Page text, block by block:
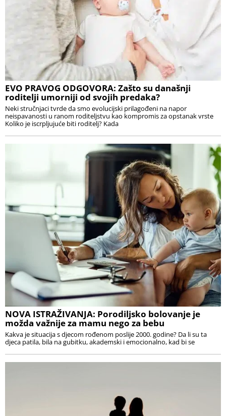
EVO PRAVOG ODGOVORA: Zašto su današnji
roditelji umorniji od svojih predaka?
Neki stručnjaci tvrde da smo evolucijski prilagođeni na napor
neispavanosti u ranom roditeljstvu kao kompromis za opstanak vrste
Koliko je iscrpljujuće biti roditelj? Kada
NOVA ISTRAŽIVANJA: Porodiljsko bolovanje je
možda važnije za mamu nego za bebu
Kakva je situacija s djecom rođenom poslije 2000. godine? Da li su ta
djeca patila, bila na gubitku, akademski i emocionalno, kad bi se